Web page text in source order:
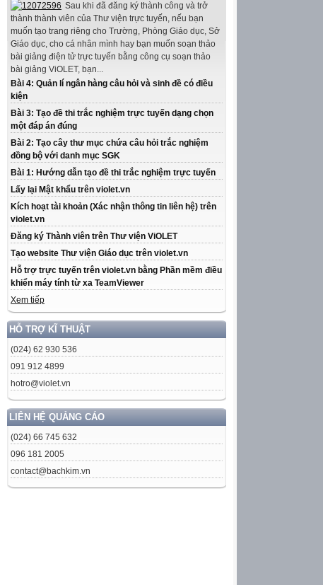
Sau khi đã đăng ký thành công và trở
thành thành viên của Thư viện trực tuyến, nếu bạn
muốn tạo trang riêng cho Trường, Phòng Giáo dục, Sở
Giáo dục, cho cá nhân mình hay bạn muốn soạn thảo
bài giảng điện tử trực tuyến bằng công cụ soạn thảo
bài giảng ViOLET, bạn...
Bài 4: Quản lí ngân hàng câu hỏi và sinh đề có điều
kiện
Bài 3: Tạo đề thi trắc nghiệm trực tuyến dạng chọn
một đáp án đúng
Bài 2: Tạo cây thư mục chứa câu hỏi trắc nghiệm
đồng bộ với danh mục SGK
Bài 1: Hướng dẫn tạo đề thi trắc nghiệm trực tuyến
Lấy lại Mật khẩu trên violet.vn
Kích hoạt tài khoản (Xác nhận thông tin liên hệ) trên
violet.vn
Đăng ký Thành viên trên Thư viện ViOLET
Tạo website Thư viện Giáo dục trên violet.vn
Hỗ trợ trực tuyến trên violet.vn bằng Phần mềm điều
khiển máy tính từ xa TeamViewer
Xem tiếp
HỖ TRỢ KĨ THUẬT
(024) 62 930 536
091 912 4899
hotro@violet.vn
LIÊN HỆ QUẢNG CÁO
(024) 66 745 632
096 181 2005
contact@bachkim.vn